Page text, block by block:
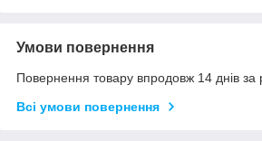
Умови повернення
Повернення товару впродовж 14 днів за
Всі умови повернення